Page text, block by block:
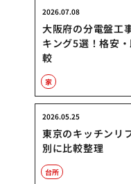
大阪府の分電盤工
キング5選！格安
較
2026.07.08
家
東京のキッチンリ
別に比較整理
2026.05.25
台所